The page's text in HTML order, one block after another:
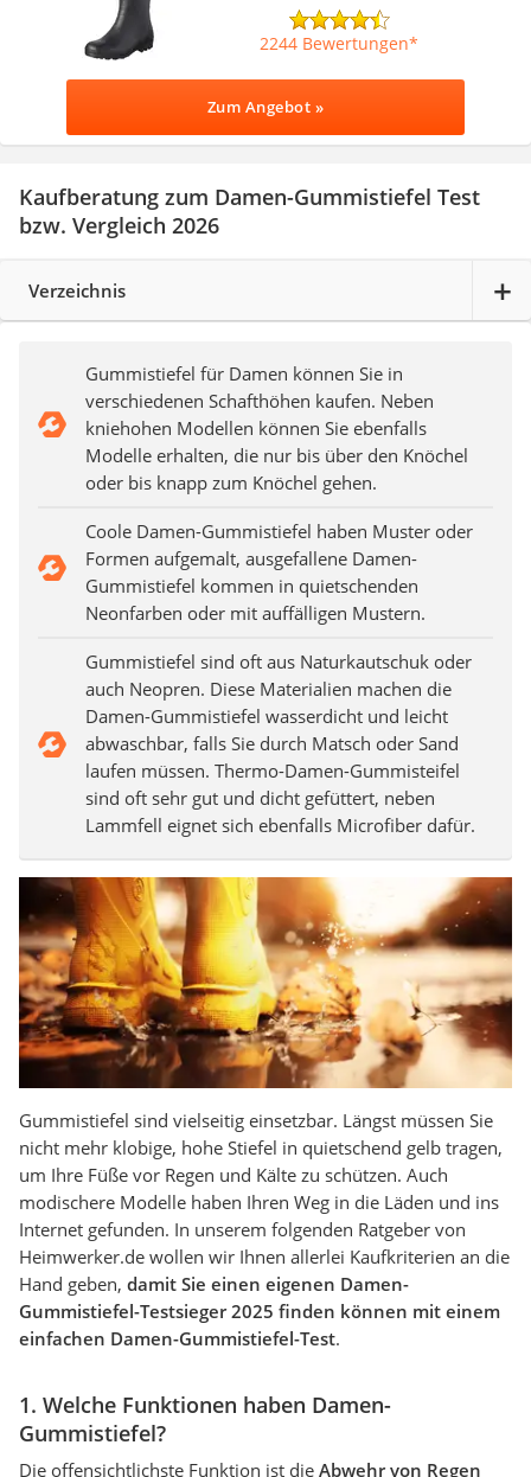
2244 Bewertungen
Zum Angebot »
Kaufberatung zum Damen-Gummistiefel Test
bzw. Vergleich 2026
Verzeichnis
Gummistiefel für Damen können Sie in
verschiedenen Schafthöhen kaufen. Neben
kniehohen Modellen können Sie ebenfalls
Modelle erhalten, die nur bis über den Knöchel
oder bis knapp zum Knöchel gehen.
Coole Damen-Gummistiefel haben Muster oder
Formen aufgemalt, ausgefallene Damen-
Gummistiefel kommen in quietschenden
Neonfarben oder mit auffälligen Mustern.
Gummistiefel sind oft aus Naturkautschuk oder
auch Neopren. Diese Materialien machen die
Damen-Gummistiefel wasserdicht und leicht
abwaschbar, falls Sie durch Matsch oder Sand
laufen müssen. Thermo-Damen-Gummisteifel
sind oft sehr gut und dicht gefüttert, neben
Lammfell eignet sich ebenfalls Microfiber dafür.
Gummistiefel sind vielseitig einsetzbar. Längst müssen Sie
nicht mehr klobige, hohe Stiefel in quietschend gelb tragen,
um Ihre Füße vor Regen und Kälte zu schützen. Auch
modischere Modelle haben Ihren Weg in die Läden und ins
Internet gefunden. In unserem folgenden Ratgeber von
Heimwerker.de wollen wir Ihnen allerlei Kaufkriterien an die
Hand geben, damit Sie einen eigenen Damen-
Gummistiefel-Testsieger 2025 finden können mit einem
einfachen Damen-Gummistiefel-Test.
1. Welche Funktionen haben Damen-
Gummistiefel?
Die offensichtlichste Funktion ist die Abwehr von Regen